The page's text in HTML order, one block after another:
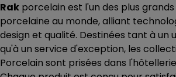
Rak porcelain est l'un des plus
porcelaine au monde, alliant
design et qualité. Destinées tant à un
qu'à un service d'exception, les
Porcelain sont prisées dans